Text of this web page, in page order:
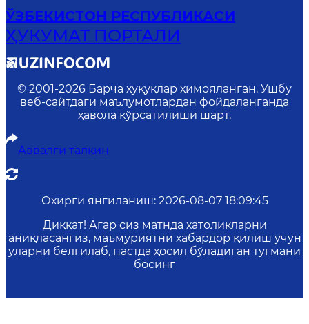
ЎЗБЕКИСТОН РЕСПУБЛИКАСИ
ҲУКУМАТ ПОРТАЛИ
© 2001-2026 Барча ҳуқуқлар ҳимояланган. Ушбу
веб-сайтдаги маълумотлардан фойдаланганда
ҳавола кўрсатилиши шарт.
Аввалги талқин
Охирги янгиланиш: 2026-08-07 18:09:45
Диққат! Агар сиз матнда хатоликларни
аниқласангиз, маъмуриятни хабардор қилиш учун
уларни белгилаб, пастда ҳосил бўладиган тугмани
босинг